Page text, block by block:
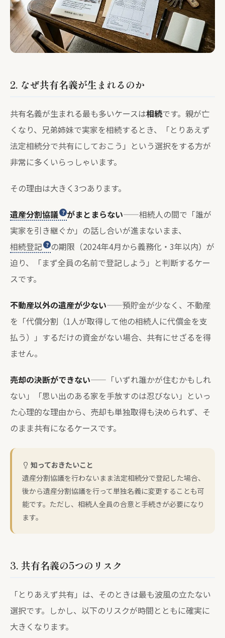
2. なぜ共有名義が生まれるのか
共有名義が生まれる最も多いケースは相続です。親が亡
くなり、兄弟姉妹で実家を相続するとき、「とりあえず
法定相続分で共有にしておこう」という選択をする方が
非常に多くいらっしゃいます。
その理由は大きく3つあります。
遺産分割協議 がまとまらない——相続人の間で「誰が
実家を引き継ぐか」の話し合いが進まないまま、
相続登記
の期限（2024年4月から義務化・3年以内）が
迫り、「まず全員の名前で登記しよう」と判断するケー
スです。
不動産以外の遺産が少ない——預貯金が少なく、不動産
を「代償分割（1人が取得して他の相続人に代償金を支
払う）」するだけの資金がない場合、共有にせざるを得
ません。
売却の決断ができない——「いずれ誰かが住むかもしれ
ない」「思い出のある家を手放すのは忍びない」といっ
た心理的な理由から、売却も単独取得も決められず、そ
のまま共有になるケースです。
知っておきたいこと
遺産分割協議を行わないまま法定相続分で登記した場合、
後から遺産分割協議を行って単独名義に変更することも可
能です。ただし、相続人全員の合意と手続きが必要になり
ます。
3. 共有名義の5つのリスク
「とりあえず共有」は、そのときは最も波風の立たない
選択です。しかし、以下のリスクが時間とともに確実に
大きくなります。